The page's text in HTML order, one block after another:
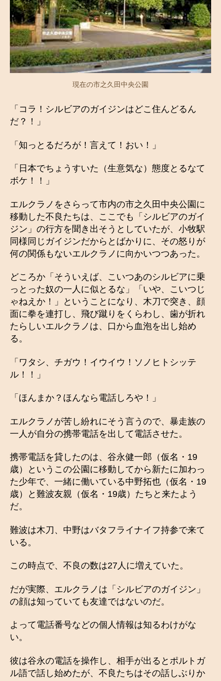
現在の市之久田中央公園
「コラ！シルビアのガイジンはどこ住んどるん
だ？！」
「知っとるだろが！言えて！おい！」
「日本でちょうすいた（生意気な）態度とるなて
ボケ！！」
エルクラノをさらって市内の市之久田中央公園に
移動した不良たちは、ここでも「シルビアのガイ
ジン」の行方を聞き出そうとしていたが、小牧駅
同様同じガイジンだからとばかりに、その怒りが
何の関係もないエルクラノに向かいつつあった。
どころか「そういえば、こいつあのシルビアに乗
っとった奴の一人に似とるな」「いや、こいつじ
ゃねえか！」ということになり、木刀で突き、顔
面に拳を連打し、飛び蹴りをくらわし、歯が折れ
たらしいエルクラノは、口から血泡を出し始め
る。
「ワタシ、チガウ！イウイウ！ソノヒトシッテ
ル！！」
「ほんまか？ほんなら電話しろや！」
エルクラノが苦し紛れにそう言うので、暴走族の
一人が自分の携帯電話を出して電話させた。
携帯電話を貸したのは、谷永健一郎（仮名・19
歳）というこの公園に移動してから新たに加わっ
た少年で、一緒に働いている中野拓也（仮名・19
歳）と難波友親（仮名・19歳）たちと来たよう
だ。
難波は木刀、中野はバタフライナイフ持参で来て
いる。
この時点で、不良の数は27人に増えていた。
だが実際、エルクラノは「シルビアのガイジン」
の顔は知っていても友達ではないのだ。
よって電話番号などの個人情報は知るわけがな
い。
彼は谷永の電話を操作し、相手が出るとポルトガ
ル語で話し始めたが、不良たちはその話しぶりか